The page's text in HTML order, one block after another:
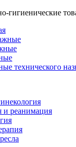
гигиенические
технического
и реанимация